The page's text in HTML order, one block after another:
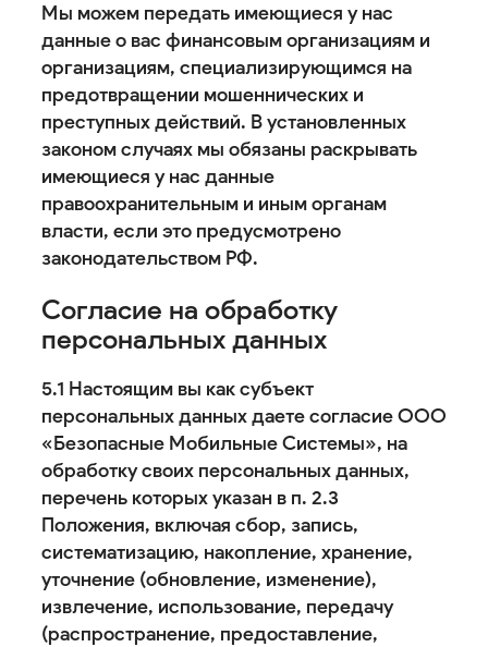
Мы можем передать имеющиеся у нас
данные о вас финансовым организациям и
организациям, специализирующимся на
предотвращении мошеннических и
преступных действий. В установленных
законом случаях мы обязаны раскрывать
имеющиеся у нас данные
правоохранительным и иным органам
власти, если это предусмотрено
законодательством РФ.
Согласие на обработку
персональных данных
5.1 Настоящим вы как субъект
персональных данных даете согласие ООО
«Безопасные Мобильные Системы», на
обработку своих персональных данных,
перечень которых указан в п. 2.3
Положения, включая сбор, запись,
систематизацию, накопление, хранение,
уточнение (обновление, изменение),
извлечение, использование, передачу
(распространение, предоставление,